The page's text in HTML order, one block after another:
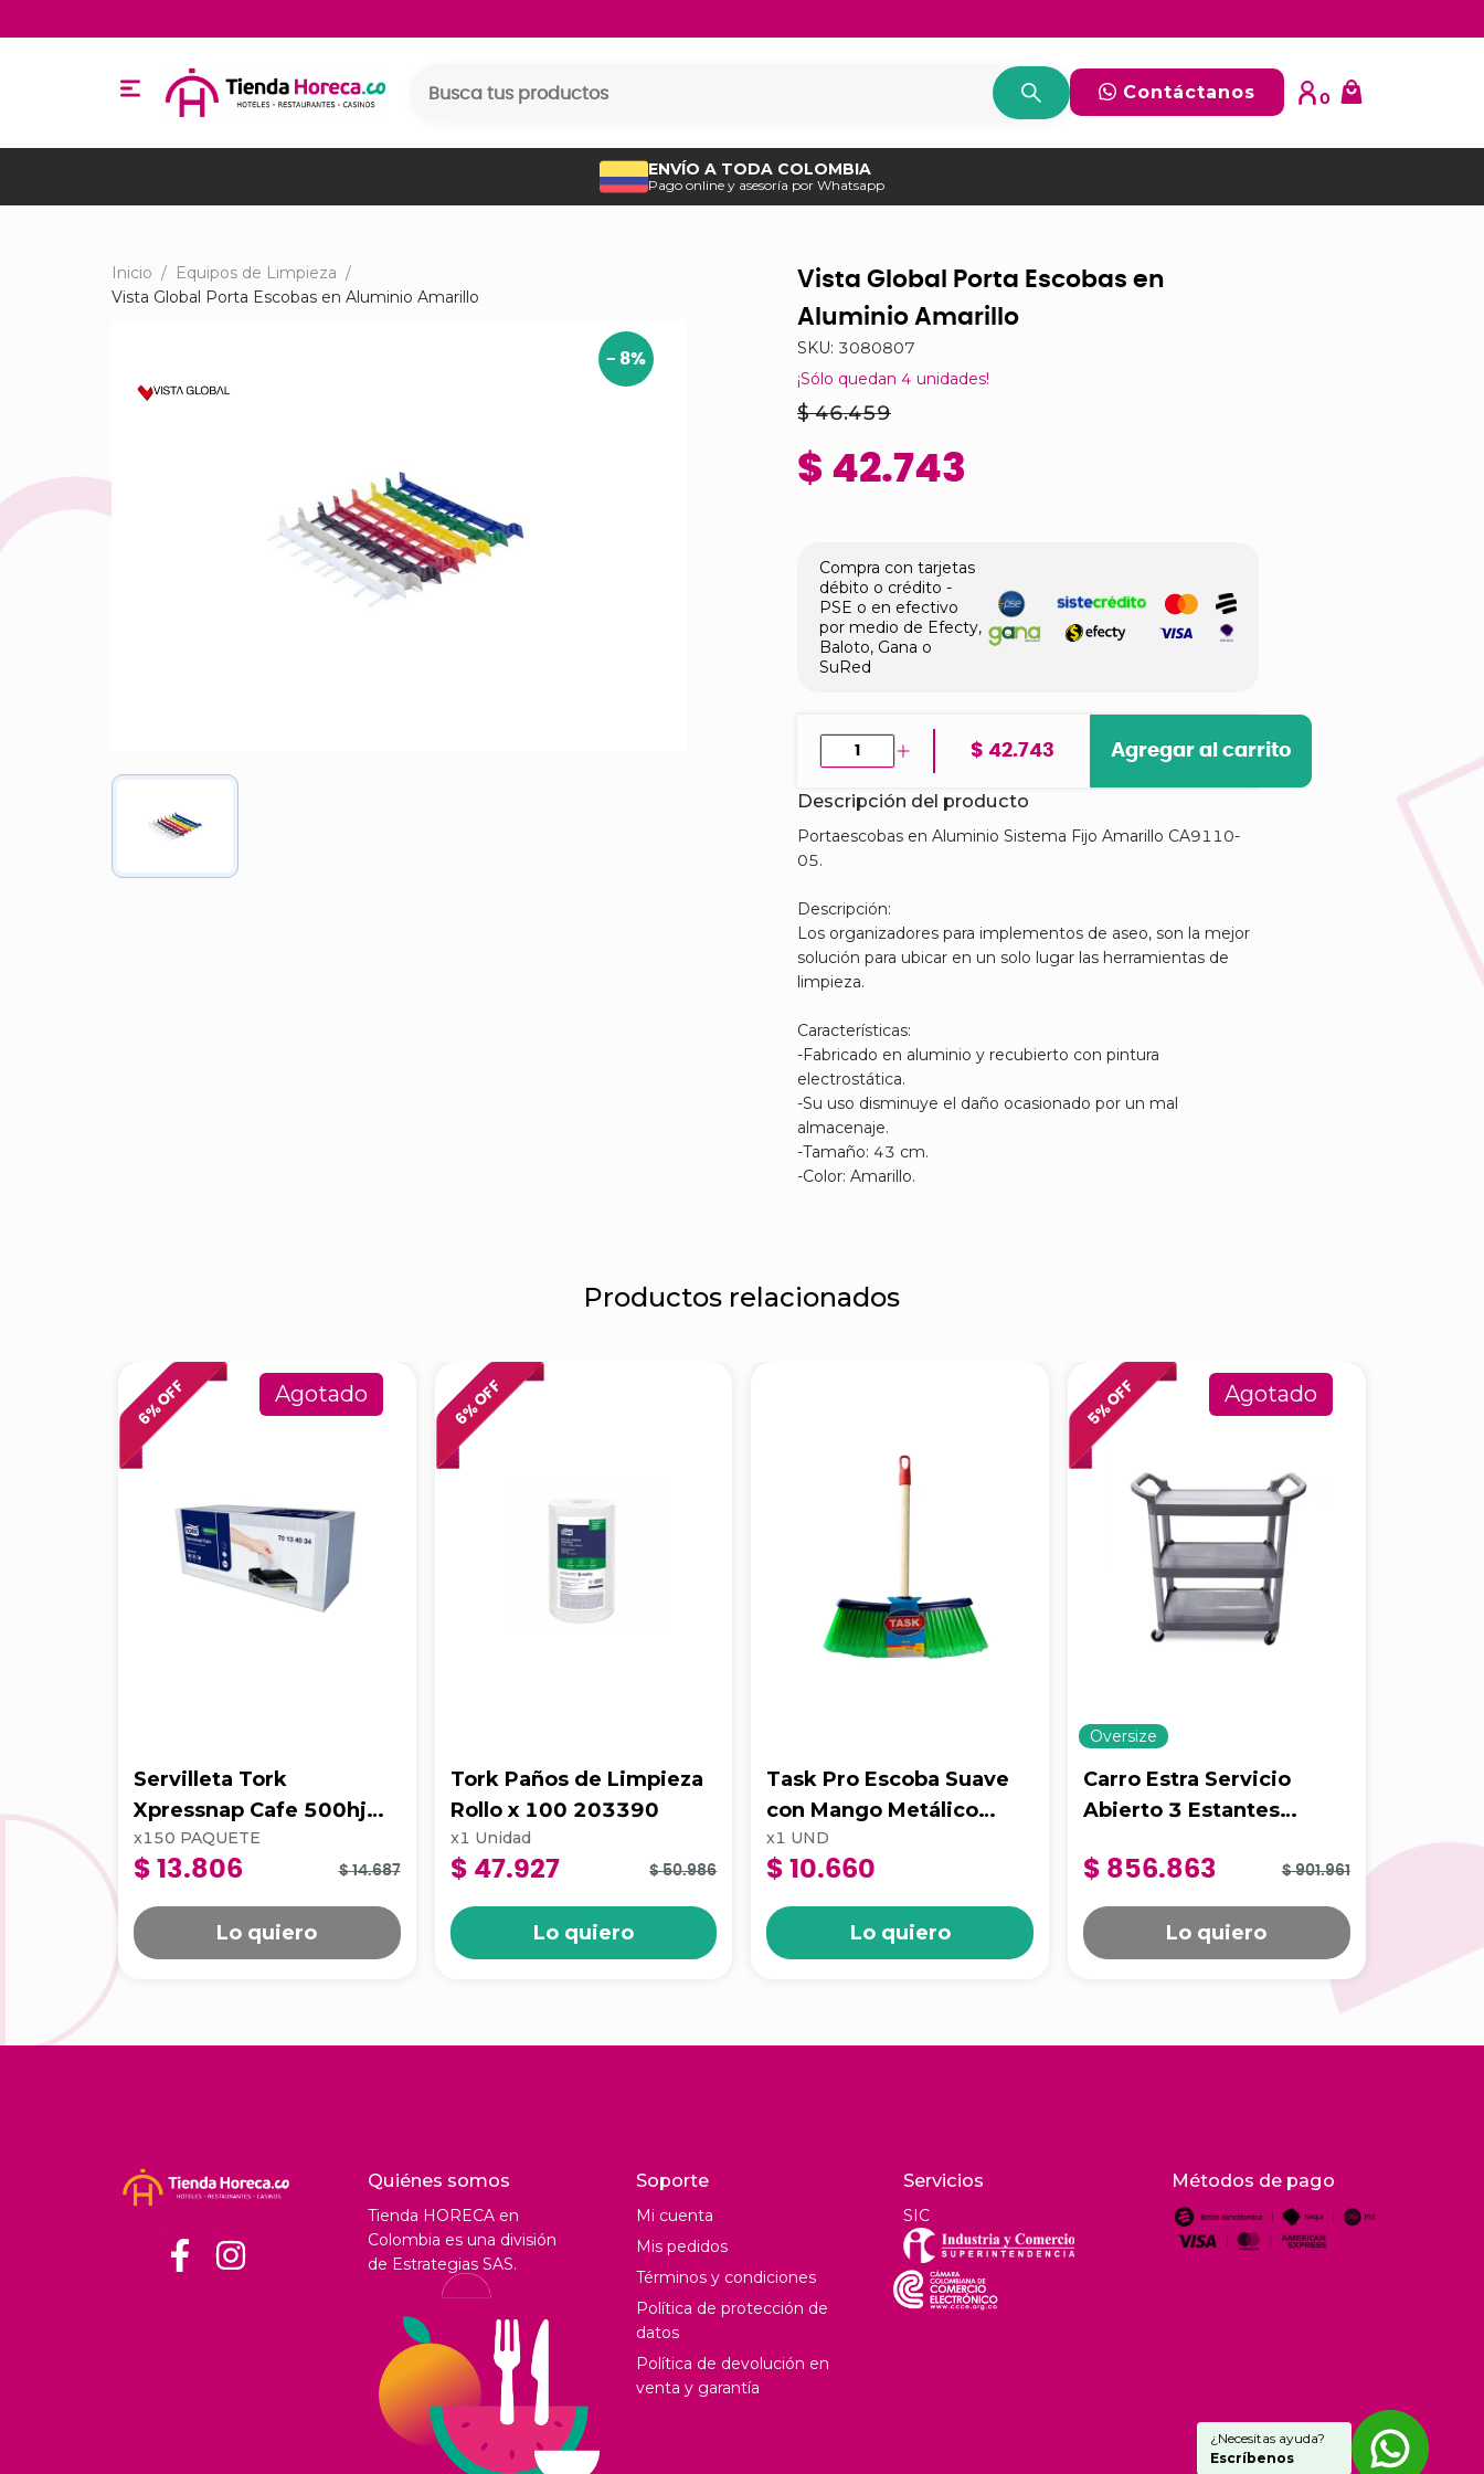
Contáctanos 0
ENVÍO A TODA COLOMBIA
Pago online y asesoría por Whatsapp
Inicio / Equipos de Limpieza /
Vista Global Porta Escobas en Aluminio Amarillo
- 8%
Vista Global Porta Escobas en
Aluminio Amarillo
SKU: 3080807
¡Sólo quedan 4 unidades!
$ 46.459
$ 42.743
Compra con tarjetas
débito o crédito -
PSE o en efectivo
por medio de Efecty,
Baloto, Gana o
SuRed
$ 42.743 Agregar al carrito
Descripción del producto
Portaescobas en Aluminio Sistema Fijo Amarillo CA9110-
05.
Descripción:
Los organizadores para implementos de aseo, son la mejor
solución para ubicar en un solo lugar las herramientas de
limpieza.
Características:
-Fabricado en aluminio y recubierto con pintura
electrostática.
-Su uso disminuye el daño ocasionado por un mal
almacenaje.
-Tamaño: 43 cm.
-Color: Amarillo.
Productos relacionados
6
% OFF Agotado
Servilleta Tork
Xpressnap Cafe 500hj
Blanca 202223
x150 PAQUETE
$ 13.806 $ 14.687
Lo quiero
6
% OFF
Tork Paños de Limpieza
Rollo x 100 203390
x1 Unidad
$ 47.927 $ 50.986
Lo quiero
Task Pro Escoba Suave
con Mango Metálico
Super Dalia
x1 UND
$ 10.660
Lo quiero
5
% OFF
Oversize
Agotado
Carro Estra Servicio
Abierto 3 Estantes
$ 856.863 $ 901.961
Lo quiero
Negro
Unidad
Quiénes somos
Tienda HORECA en
Colombia es una división
de Estrategias SAS.
Soporte
Mi cuenta
Mis pedidos
Términos y condiciones
Política de protección de
datos
Política de devolución en
venta y garantía
Servicios
SIC
Métodos de pago
¿Necesitas ayuda?
Escríbenos